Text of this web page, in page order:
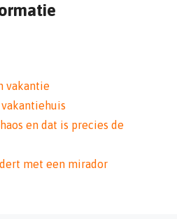
vakantie
vakantiehuis
en dat is precies de
met een mirador